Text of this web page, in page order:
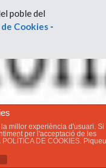
poble del
Cookies -
millor experiència d'usuari. Si
per l'acceptació de les
POLÍTICA DE COOKIES. Piqueu